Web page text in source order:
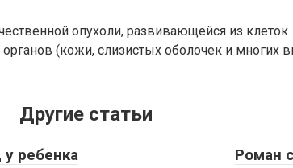
опухоли, развивающейся из клеток
(кожи, слизистых оболочек и многих
Другие статьи
ребенка Роман